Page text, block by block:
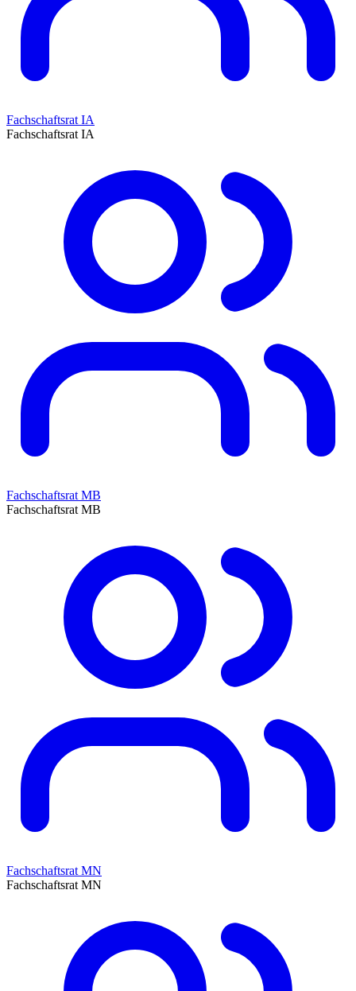
Fachschaftsrat IA
Fachschaftsrat IA
Fachschaftsrat MB
Fachschaftsrat MB
Fachschaftsrat MN
Fachschaftsrat MN